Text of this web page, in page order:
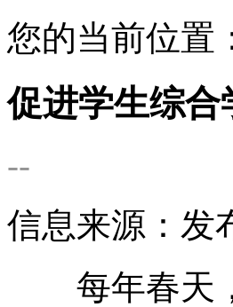
您的当前位置
促进学生综合
--
信息来源： 发
每年春天